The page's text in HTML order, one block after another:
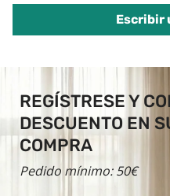
Escribir
REGÍSTRESE Y
DESCUENTO EN
COMPRA
Pedido mínimo: 50€